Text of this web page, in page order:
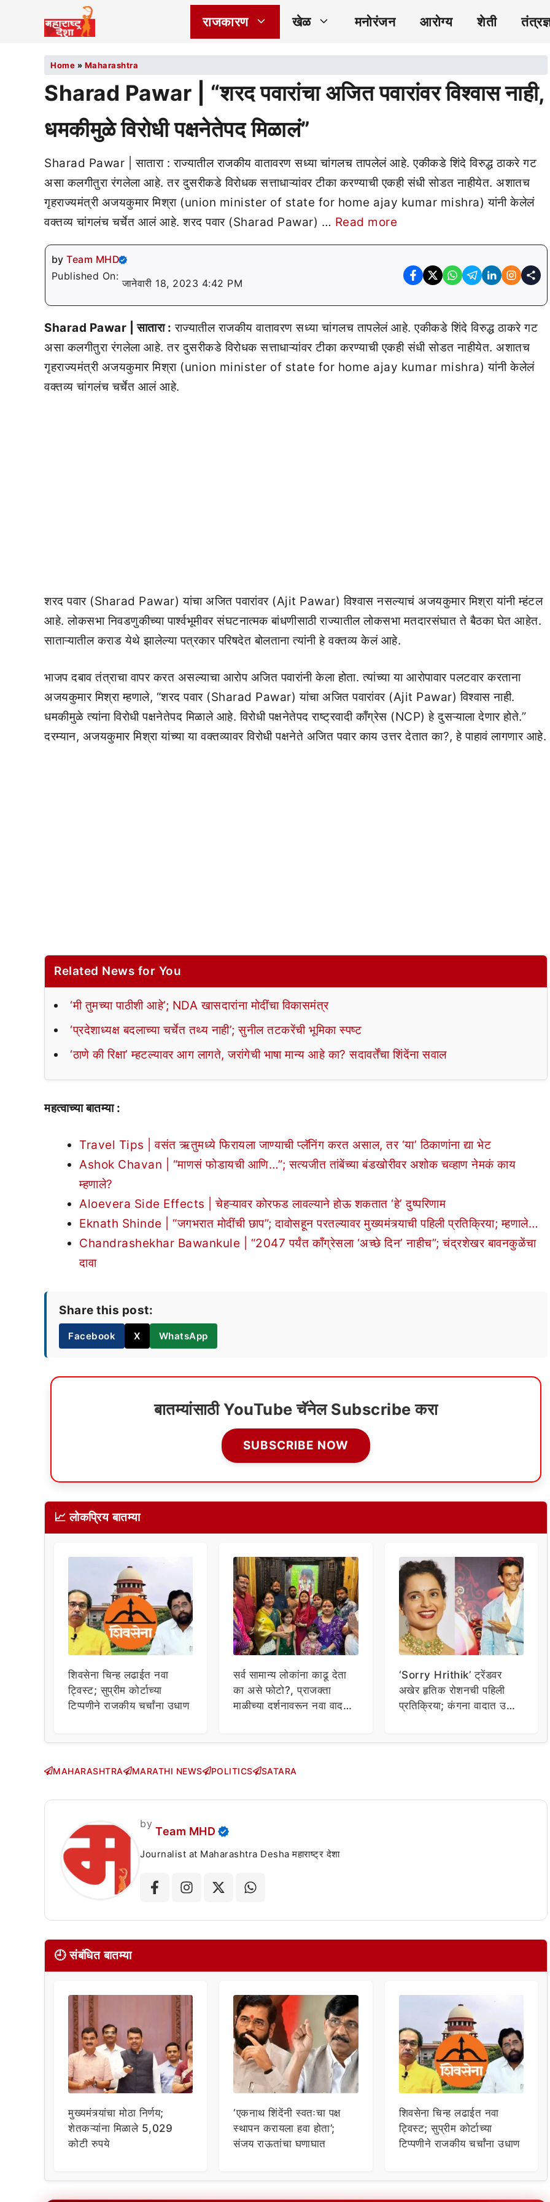
राजकारण खेळ मनोरंजन आरोग्य शेती
Home » Maharashtra
Sharad Pawar | “शरद पवारांचा अजित पवारांवर विश्वास नाही,
धमकीमुळे विरोधी पक्षनेतेपद मिळालं”
Sharad Pawar | सातारा : राज्यातील राजकीय वातावरण सध्या चांगलच तापलेलं आहे. एकीकडे शिंदे विरुद्ध ठाकरे गट
असा कलगीतुरा रंगलेला आहे. तर दुसरीकडे विरोधक सत्ताधाऱ्यांवर टीका करण्याची एकही संधी सोडत नाहीयेत. अशातच
गृहराज्यमंत्री अजयकुमार मिश्रा (union minister of state for home ajay kumar mishra) यांनी केलेलं
वक्तव्य चांगलंच चर्चेत आलं आहे. शरद पवार (Sharad Pawar) … Read more
by Team MHD
Published On:
जानेवारी 18, 2023 4:42 PM
Sharad Pawar | सातारा : राज्यातील राजकीय वातावरण सध्या चांगलच तापलेलं आहे. एकीकडे शिंदे विरुद्ध ठाकरे गट
असा कलगीतुरा रंगलेला आहे. तर दुसरीकडे विरोधक सत्ताधाऱ्यांवर टीका करण्याची एकही संधी सोडत नाहीयेत. अशातच
गृहराज्यमंत्री अजयकुमार मिश्रा (union minister of state for home ajay kumar mishra) यांनी केलेलं
वक्तव्य चांगलंच चर्चेत आलं आहे.
शरद पवार (Sharad Pawar) यांचा अजित पवारांवर (Ajit Pawar) विश्वास नसल्याचं अजयकुमार मिश्रा यांनी म्हंटल
आहे. लोकसभा निवडणुकीच्या पार्श्वभूमीवर संघटनात्मक बांधणीसाठी राज्यातील लोकसभा मतदारसंघात ते बैठका घेत आहेत.
साताऱ्यातील कराड येथे झालेल्या पत्रकार परिषदेत बोलताना त्यांनी हे वक्तव्य केलं आहे.
भाजप दबाव तंत्राचा वापर करत असल्याचा आरोप अजित पवारांनी केला होता. त्यांच्या या आरोपावार पलटवार करताना
अजयकुमार मिश्रा म्हणाले, “शरद पवार (Sharad Pawar) यांचा अजित पवारांवर (Ajit Pawar) विश्वास नाही.
धमकीमुळे त्यांना विरोधी पक्षनेतेपद मिळाले आहे. विरोधी पक्षनेतेपद राष्ट्रवादी काँग्रेस (NCP) हे दुसऱ्याला देणार होते.”
दरम्यान, अजयकुमार मिश्रा यांच्या या वक्तव्यावर विरोधी पक्षनेते अजित पवार काय उत्तर देतात का?, हे पाहावं लागणार आहे.
Related News for You
‘मी तुमच्या पाठीशी आहे’; NDA खासदारांना मोदींचा विकासमंत्र
‘प्रदेशाध्यक्ष बदलाच्या चर्चेत तथ्य नाही’; सुनील तटकरेंची भूमिका स्पष्ट
‘ठाणे की रिक्षा’ म्हटल्यावर आग लागते, जरांगेची भाषा मान्य आहे का? सदावर्तेंचा शिंदेंना सवाल
महत्वाच्या बातम्या :
Travel Tips | वसंत ऋतुमध्ये फिरायला जाण्याची प्लॅनिंग करत असाल, तर ‘या’ ठिकाणांना द्या भेट
Ashok Chavan | “माणसं फोडायची आणि…”; सत्यजीत तांबेंच्या बंडखोरीवर अशोक चव्हाण नेमकं काय
म्हणाले?
Aloevera Side Effects | चेहऱ्यावर कोरफड लावल्याने होऊ शकतात ‘हे’ दुष्परिणाम
Eknath Shinde | “जगभरात मोदींची छाप”; दावोसहून परतल्यावर मुख्यमंत्र्याची पहिली प्रतिक्रिया; म्हणाले…
Chandrashekhar Bawankule | “2047 पर्यंत काँग्रेसला ‘अच्छे दिन’ नाहीच”; चंद्रशेखर बावनकुळेंचा
दावा
Share this post:
Facebook X WhatsApp
बातम्यांसाठी YouTube चॅनेल Subscribe करा
SUBSCRIBE NOW
📈 लोकप्रिय बातम्या
शिवसेना चिन्ह लढाईत नवा
ट्विस्ट; सुप्रीम कोर्टाच्या
टिप्पणीने राजकीय चर्चांना उधाण
सर्व सामान्य लोकांना काढू देता
का असे फोटो?, प्राजक्ता
माळीच्या दर्शनावरून नवा वाद;
‘Sorry Hrithik’ ट्रेंडवर
अखेर हृतिक रोशनची पहिली
प्रतिक्रिया; कंगना वादात उडी
MAHARASHTRA MARATHI NEWS POLITICS SATARA
by
Team MHD
Journalist at Maharashtra Desha महाराष्ट्र देशा
🕘 संबंधित बातम्या
मुख्यमंत्र्यांचा मोठा निर्णय;
शेतकऱ्यांना मिळाले 5,029
कोटी रुपये
‘एकनाथ शिंदेंनी स्वतःचा पक्ष
स्थापन करायला हवा होता’;
संजय राऊतांचा घणाघात
शिवसेना चिन्ह लढाईत नवा
ट्विस्ट; सुप्रीम कोर्टाच्या
टिप्पणीने राजकीय चर्चांना उधाण